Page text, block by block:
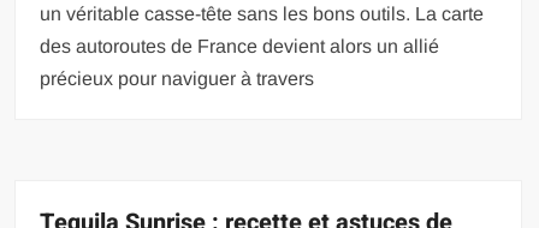
un véritable casse-tête sans les bons outils. La carte
des autoroutes de France devient alors un allié
précieux pour naviguer à travers